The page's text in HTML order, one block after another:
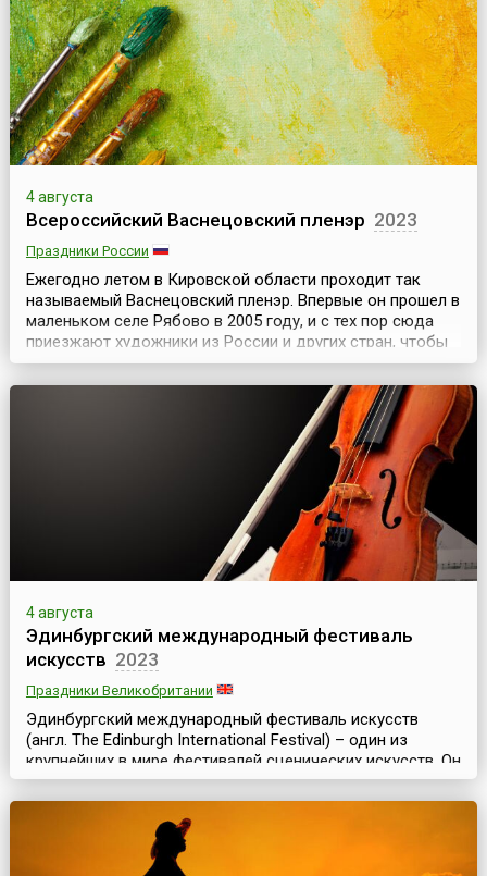
(Kotka Maritime Festival) – самый большой летний пр...
4 августа
Всероссийский Васнецовский пленэр 2023
Праздники России
Ежегодно летом в Кировской области проходит так
называемый Васнецовский пленэр. Впервые он прошел в
маленьком селе Рябово в 2005 году, и с тех пор сюда
приезжают художники из России и других стран, чтобы
писать с натуры в местах, где создавали свои
произведения Виктор и Аполлинарий Васнецовы.С 2012
года программа пленэра изменилась. Усадьба в Рябово
находилась на реконструкции, поэтому художни...
4 августа
Эдинбургский международный фестиваль
искусств 2023
Праздники Великобритании
Эдинбургский международный фестиваль искусств
(англ. The Edinburgh International Festival) – один из
крупнейших в мире фестивалей сценических искусств. Он
проходит в столице Шотландии ежегодно в августе и
длится почти месяц. Эдинбургский фестиваль уникален
тем, что здесь одновременно представлены
театральное, оперное, танцевальное и музыкальное
искусства. Он включает в себя концерты классическ...